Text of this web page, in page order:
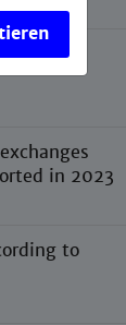
in 2023
to